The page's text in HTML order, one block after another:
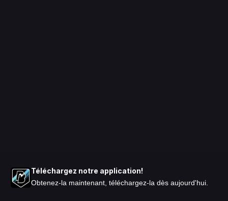
Téléchargez notre application!
Obtenez-la maintenant, téléchargez-la dès aujourd'hui.